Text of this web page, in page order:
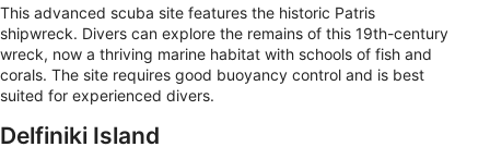
This advanced scuba site features the historic Patris
shipwreck. Divers can explore the remains of this 19th-century
wreck, now a thriving marine habitat with schools of fish and
corals. The site requires good buoyancy control and is best
suited for experienced divers.
Delfiniki Island